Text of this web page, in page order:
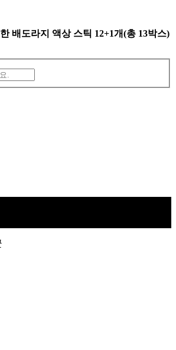
배도라지 액상 스틱 12+1개(총 13박스)